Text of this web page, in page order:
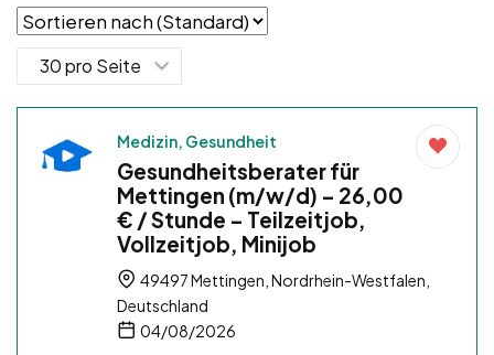
Medizin, Gesundheit
Gesundheitsberater für
Mettingen (m/w/d) – 26,00
€ / Stunde – Teilzeitjob,
Vollzeitjob, Minijob
49497 Mettingen, Nordrhein-Westfalen,
Deutschland
04/08/2026